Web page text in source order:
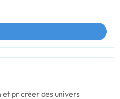
pr créer des univers